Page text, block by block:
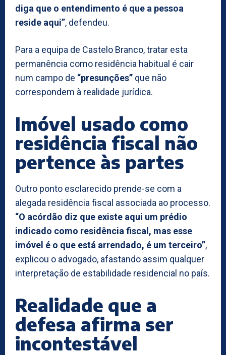
diga que o entendimento é que a pessoa
reside aqui”, defendeu.
Para a equipa de Castelo Branco, tratar esta
permanência como residência habitual é cair
num campo de “presunções” que não
correspondem à realidade jurídica.
Imóvel usado como
residência fiscal não
pertence às partes
Outro ponto esclarecido prende-se com a
alegada residência fiscal associada ao processo.
“O acórdão diz que existe aqui um prédio
indicado como residência fiscal, mas esse
imóvel é o que está arrendado, é um terceiro”,
explicou o advogado, afastando assim qualquer
interpretação de estabilidade residencial no país.
Realidade que a
defesa afirma ser
incontestável